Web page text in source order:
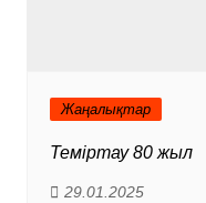
Жаңалықтар
Теміртау 80 жыл
29.01.2025